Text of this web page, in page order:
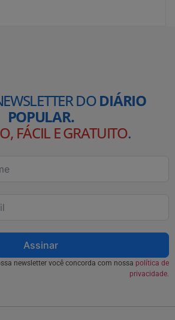
DODIÁRIO
POPULAR.
FÁCIL E GRATUITO.
Assinar
newsletter você concorda com nossa política de
privacidade.